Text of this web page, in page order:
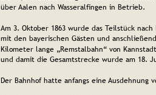
über Aalen nach Wasseralfingen in Betrieb.
Am 3. Oktober 1863 wurde das Teilstück
mit den bayerischen Gästen und
Kilometer lange „Remstalbahn“ von
und damit die Gesamtstrecke wurde am 18.
Der Bahnhof hatte anfangs eine Ausdehnung